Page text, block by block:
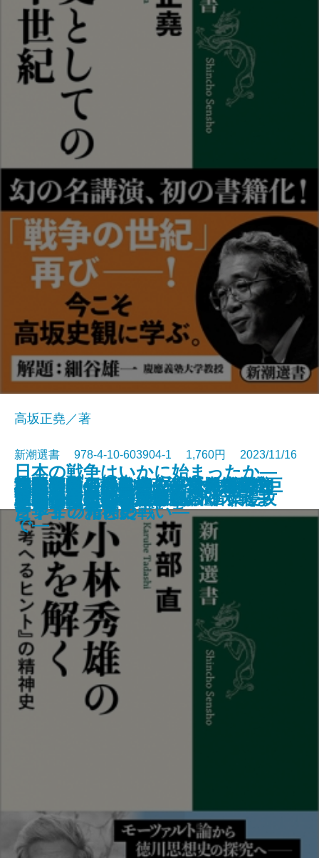
校歌斉唱！―日本人が育んだ学校
文化の謎―
冷戦後の日本外交
「反・東大」の思想史
覇権なき時代の世界地図
本居宣長―「もののあはれ」と
「日本」の発見―
日米同盟の地政学―「5つの死角」
を問い直す―
決断の太平洋戦史―「指揮統帥文
化」からみた軍人たち―
正力ドームvs.NHKタワー―幻の巨
大建築抗争史―
西行―歌と旅と人生―
歴史としての二十世紀
高坂正堯／著
新潮選書 978-4-10-603904-1 1,760円 2023/11/16
書籍電子書籍あり
小林秀雄の謎を解く―『考へるヒ
ント』の精神史―
嫉妬と階級の『源氏物語』
京都―未完の産業都市のゆくえ―
朝鮮半島の歴史―政争と外患の六
百年―
ごまかさないクラシック音楽
日本の戦争はいかに始まったか―
連続講義 日清日露から対米戦ま
で―
源氏物語の世界
沈黙の勇者たち―ユダヤ人を救っ
たドイツ市民の戦い―
欧州戦争としてのウクライナ侵攻
貴族とは何か―ノブレス・オブリ
ージュの光と影―